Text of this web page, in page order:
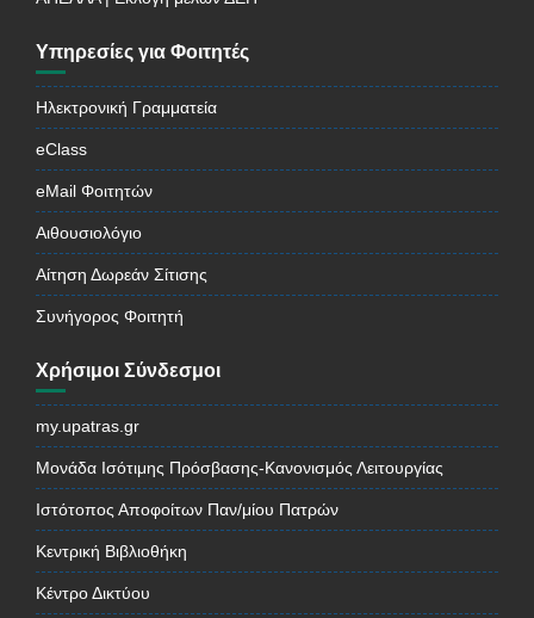
Υπηρεσίες για Φοιτητές
Ηλεκτρονική Γραμματεία
eClass
eMail Φοιτητών
Αιθουσιολόγιο
Αίτηση Δωρεάν Σίτισης
Συνήγορος Φοιτητή
Χρήσιμοι Σύνδεσμοι
my.upatras.gr
Μονάδα Ισότιμης Πρόσβασης-Κανονισμός Λειτουργίας
Ιστότοπος Αποφοίτων Παν/μίου Πατρών
Κεντρική Βιβλιοθήκη
Κέντρο Δικτύου